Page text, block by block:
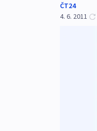
ČT24
4. 6. 2011